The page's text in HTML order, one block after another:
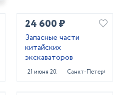
24 600 ₽
Запасные части
китайских
экскаваторов
21 июня 2025 Санкт-Петербург